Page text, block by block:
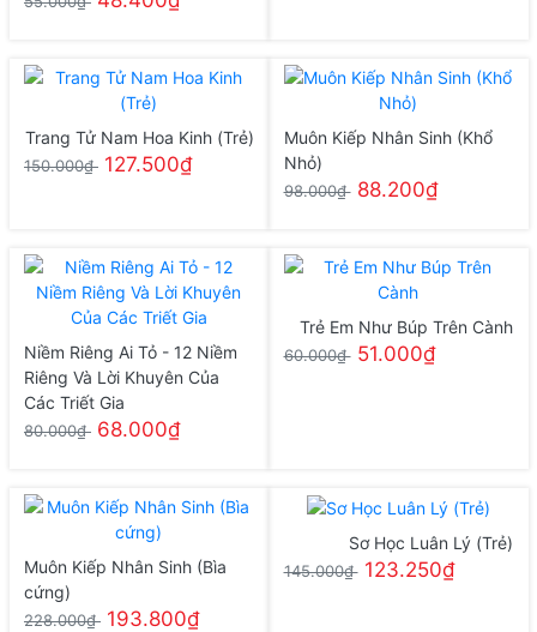
Trang Tử Nam Hoa Kinh (Trẻ)
150.000₫ 127.500₫
Muôn Kiếp Nhân Sinh (Khổ
Nhỏ)
98.000₫ 88.200₫
Niềm Riêng Ai Tỏ - 12 Niềm
Riêng Và Lời Khuyên Của
Các Triết Gia
80.000₫ 68.000₫
Trẻ Em Như Búp Trên Cành
60.000₫ 51.000₫
Muôn Kiếp Nhân Sinh (Bìa
cứng)
228.000₫ 193.800₫
Sơ Học Luân Lý (Trẻ)
145.000₫ 123.250₫